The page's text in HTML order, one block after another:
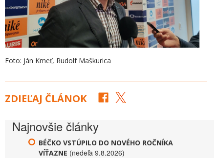
Foto: Ján Kmeť, Rudolf Maškurica
ZDIEĽAJ ČLÁNOK
Najnovšie články
BÉČKO VSTÚPILO DO NOVÉHO ROČNÍKA
VÍŤAZNE (nedeľa 9.8.2026)